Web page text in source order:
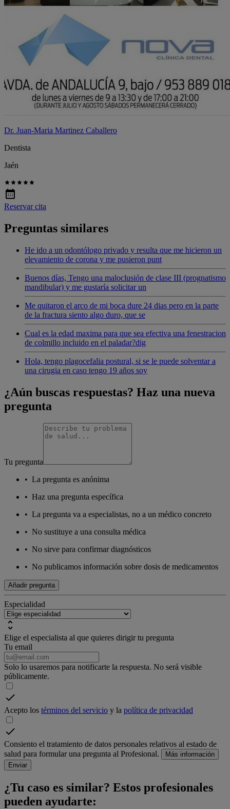
Dr. Juan-Maria Martinez Caballero
Dentista
Jaén
Reservar cita
Preguntas similares
He ido a un odontólogo privado y resulta que me hicieron un
elevamiento de corona y me pusieron punt
Buenos días, Tengo una maloclusión de clase III (prognatismo
mandibular) y me gustaría solicitar un
Me quitaron el arco de mi boca dure 24 dias pero en la parte
de la fractura siento algo duro, que se
Cual es la edad maxima para que sea efectiva una fenestracion
de colmillo incluido en el paladar?dig
Hola, tengo plagocefalia postural, si se le puede solventar a
una cirugia en caso tengo 19 años soy
¿Aún buscas respuestas? Haz una nueva
pregunta
Tu pregunta
• La pregunta es anónima
• Haz una pregunta específica
• La pregunta va a especialistas, no a un médico concreto
• No sustituye a una consulta médica
• No sirve para confirmar diagnósticos
• No publicamos información sobre dosis de medicamentos
Añadir pregunta
Especialidad
Elige el especialista al que quieres dirigir tu pregunta
Tu email
Solo lo usaremos para notificarte la respuesta. No será visible
públicamente.
Acepto los términos del servicio y la política de privacidad
Consiento el tratamiento de datos personales relativos al estado de
salud para formular una pregunta al Profesional.
Más información
Enviar
¿Tu caso es similar? Estos profesionales
pueden ayudarte: